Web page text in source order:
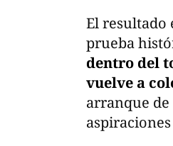
El resultado
prueba
dentro del
vuelve a
arranque